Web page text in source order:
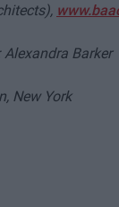
Barker
New York